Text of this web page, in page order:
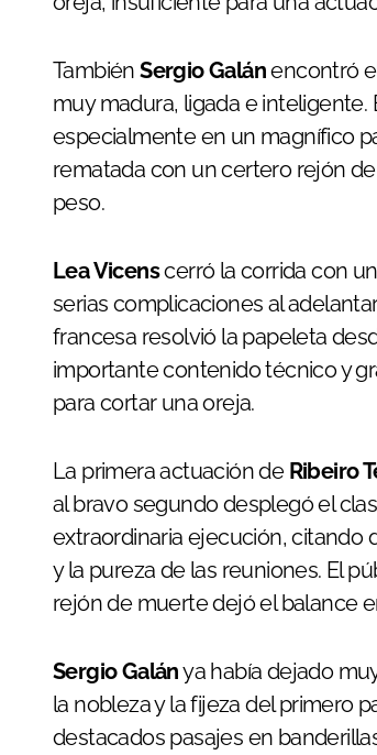
TambiénSergio Galánencontró
muy madura, ligada e
especialmente en un magnífico
rematada con un certero rejón
peso.
Lea Vicenscerró la corrida con
serias complicaciones al
francesa resolvió la papeleta
importante contenido técnico y
para cortar una oreja.
La primera actuación de Ribeiro
al bravo segundo desplegó el
extraordinaria ejecución, citando
y la pureza de las reuniones. El
rejón de muerte dejó el balance
Sergio Galánya había dejado
la nobleza y la fijeza del primero
destacados pasajes en